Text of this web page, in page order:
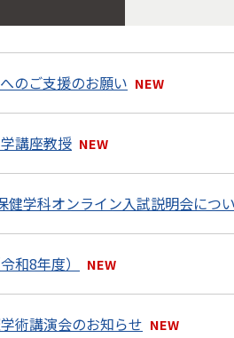
のご支援のお願い
講座教授
学科オンライン入試説明会につ
和8年度）
術講演会のお知らせ